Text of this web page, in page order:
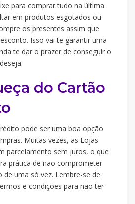
para comprar tudo na última
em produtos esgotados ou
os presentes assim que
Isso vai te garantir uma
te dar o prazer de conseguir o
do Cartão
pode ser uma boa opção
Muitas vezes, as Lojas
parcelamento sem juros, o que
prática de não comprometer
uma só vez. Lembre-se de
e condições para não ter